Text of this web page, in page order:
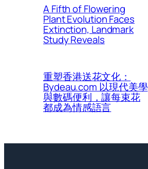
A Fifth of Flowering
Plant Evolution Faces
Extinction, Landmark
Study Reveals
重塑香港送花文化：
Bydeau.com 以現代美學
與數碼便利，讓每束花
都成為情感語言